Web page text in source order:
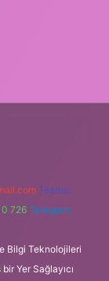
Teams:
726 Telegram:
Bilgi Teknolojileri
Yer Sağlayıcı